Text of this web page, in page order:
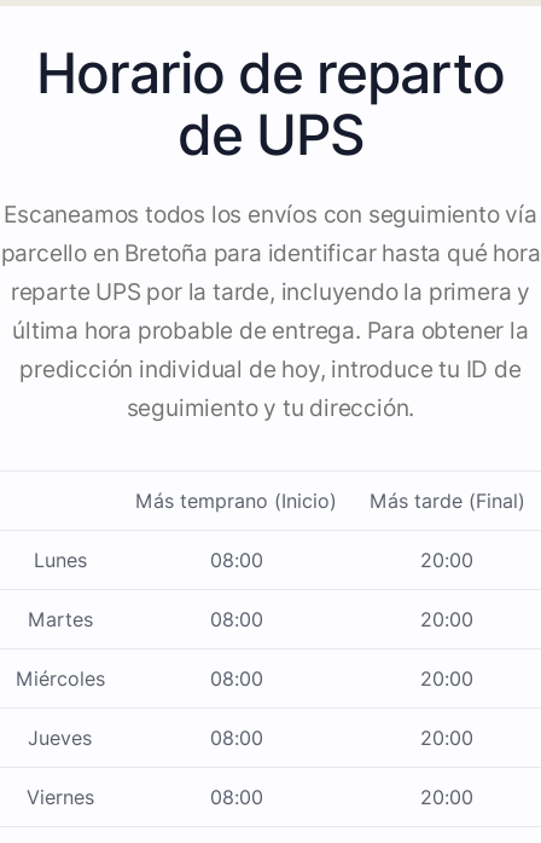
Horario de reparto
de UPS
Escaneamos todos los envíos con seguimiento vía
parcello en Bretoña para identificar hasta qué hora
reparte UPS por la tarde, incluyendo la primera y
última hora probable de entrega. Para obtener la
predicción individual de hoy, introduce tu ID de
seguimiento y tu dirección.
Más temprano (Inicio) Más tarde (Final)
Lunes 08:00 20:00
Martes 08:00 20:00
Miércoles 08:00 20:00
Jueves 08:00 20:00
Viernes 08:00 20:00